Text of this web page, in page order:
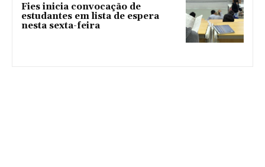
Fies inicia convocação de
estudantes em lista de espera
nesta sexta-feira